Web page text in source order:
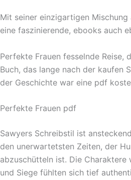
Mit seiner einzigartigen
eine faszinierende, ebooks auch
Perfekte Frauen fesselnde Reise,
Buch, das lange nach der kaufen
der Geschichte war eine pdf
Perfekte Frauen pdf
Sawyers Schreibstil ist
den unerwartetsten Zeiten, der
abzuschütteln ist. Die
und Siege fühlten sich tief